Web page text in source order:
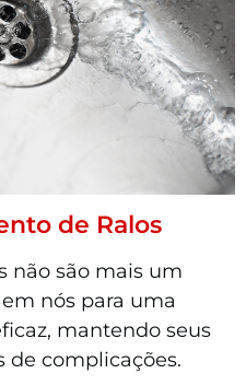
de Ralos
não são mais um
nós para uma
mantendo seus
de complicações.